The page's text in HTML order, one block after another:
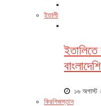
ইতালী
১৬ অগাস্ট
কিরগিজস্তান